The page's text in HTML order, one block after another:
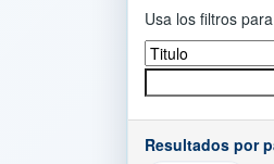
Usa los filtros
Resultados por